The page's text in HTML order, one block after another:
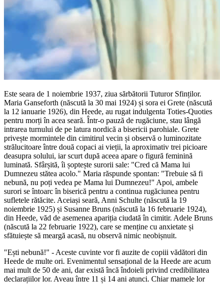
Este seara de 1 noiembrie 1937, ziua sărbătorii Tuturor Sfinților.
Maria Ganseforth (născută la 30 mai 1924) și sora ei Grete (născută
la 12 ianuarie 1926), din Heede, au rugat indulgenta Toties-Quoties
pentru morți în acea seară. Într-o pauză de rugăciune, stau lângă
intrarea turnului de pe latura nordică a bisericii parohiale. Grete
privește mormintele din cimitirul vecin și observă o luminozitate
strălucitoare între două copaci ai vieții, la aproximativ trei picioare
deasupra solului, iar scurt după aceea apare o figură feminină
luminată. Sfârșită, îi șoptește surorii sale: "Cred că Mama lui
Dumnezeu stătea acolo." Maria răspunde spontan: "Trebuie să fi
nebună, nu poți vedea pe Mama lui Dumnezeu!" Apoi, ambele
surori se întoarc în biserică pentru a continua rugăciunea pentru
sufletele rătăcite. Aceiași seară, Anni Schulte (născută la 19
noiembrie 1925) și Susanne Bruns (născută la 16 februarie 1924),
din Heede, văd de asemenea apariția ciudată în cimitir. Adele Bruns
(născută la 22 februarie 1922), care se menține cu anxietate și
sfătuiește să meargă acasă, nu observă nimic neobișnuit.
"Ești nebună!" - Aceste cuvinte vor fi auzite de copiii vădători din
Heede de multe ori. Evenimentul sensațional de la Heede are acum
mai mult de 50 de ani, dar există încă îndoieli privind credibilitatea
declarațiilor lor. Aveau între 11 și 14 ani atunci. Chiar mamele lor